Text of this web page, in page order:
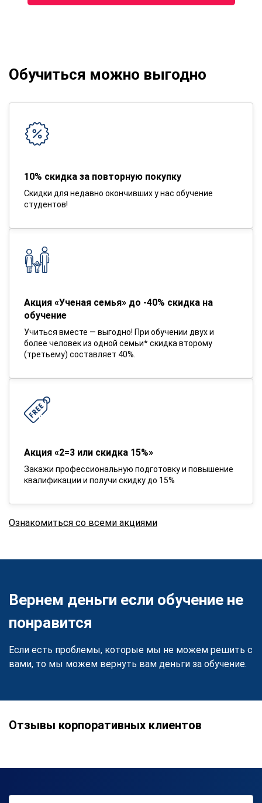
Обучиться можно выгодно
10% скидка за повторную покупку
Скидки для недавно окончивших у нас обучение
студентов!
Акция «Ученая семья» до -40% скидка на
обучение
Учиться вместе — выгодно! При обучении двух и
более человек из одной семьи* скидка второму
(третьему) составляет 40%.
Акция «2=3 или скидка 15%»
Закажи профессиональную подготовку и повышение
квалификации и получи скидку до 15%
Ознакомиться со всеми акциями
Вернем деньги если обучение не
понравится
Если есть проблемы, которые мы не можем решить с
вами, то мы можем вернуть вам деньги за обучение.
Отзывы корпоративных клиентов